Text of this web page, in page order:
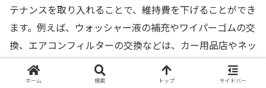
テナンスを取り入れることで、維持費を下げることができ
ます。例えば、ウォッシャー液の補充やワイパーゴムの交
換、エアコンフィルターの交換などは、カー用品店やネッ
トで部品を買い、自分で行うのが驚くほど簡単です。
ホーム 検索 トップ サイドバー